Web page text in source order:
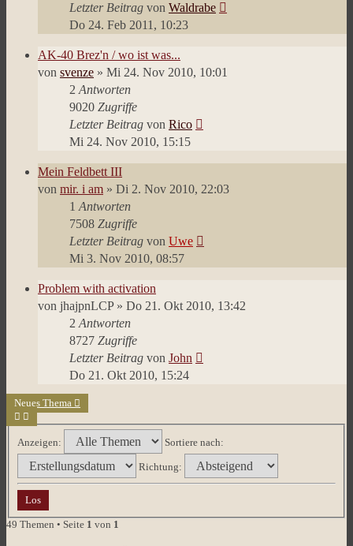
Letzter Beitrag von Waldrabe
Do 24. Feb 2011, 10:23
AK-40 Brez'n / wo ist was...
von svenze » Mi 24. Nov 2010, 10:01
2Antworten
9020 Zugriffe
Letzter Beitrag von Rico
Mi 24. Nov 2010, 15:15
Mein Feldbett III
von mir. i am » Di 2. Nov 2010, 22:03
1Antworten
7508 Zugriffe
Letzter Beitrag von Uwe
Mi 3. Nov 2010, 08:57
Problem with activation
von jhajpnLCP» Do 21. Okt 2010, 13:42
2Antworten
8727 Zugriffe
Letzter Beitrag von John
Do 21. Okt 2010, 15:24
Neues Thema
Anzeigen: Sortiere nach:
Richtung:
49 Themen • Seite 1 von 1